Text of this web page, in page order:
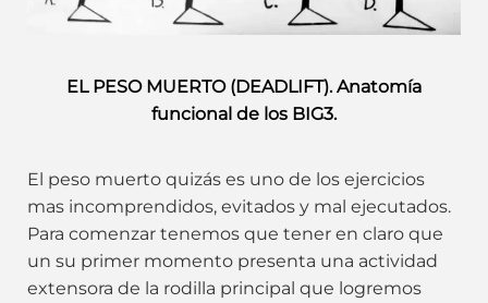
EL PESO MUERTO (DEADLIFT). Anatomía
funcional de los BIG3.
El peso muerto quizás es uno de los ejercicios
mas incomprendidos, evitados y mal ejecutados.
Para comenzar tenemos que tener en claro que
un su primer momento presenta una actividad
extensora de la rodilla principal que logremos